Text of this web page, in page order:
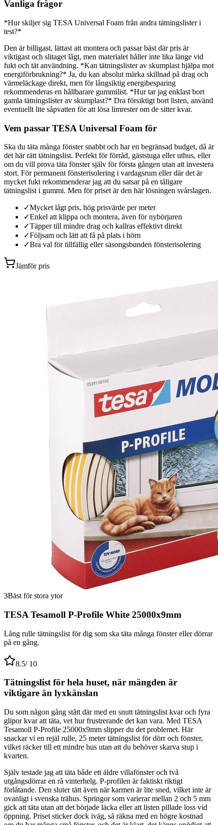
Vanliga frågor
*Hur skiljer sig TESA Universal Foam från andra tätningslister i
test?*
Den är billigast, lättast att montera och passar bäst där pris är
viktigast och slitaget lågt, men materialet håller inte lika länge vid
fukt och tät användning. *Kan tätningslister av skumplast hjälpa mot
energiförbrukning?* Ja, du kan absolut märka skillnad på drag och
värmeläckage direkt, men för långsiktig energibesparing
rekommenderas en hållbarare gummilist. *Hur tar jag enklast bort
gamla tätningslister av skumplast?* Dra försiktigt bort listen, använd
eventuellt lite såpvatten för att lösa limrester om de sitter kvar.
Vem passar TESA Universal Foam för
Ska du täta många fönster snabbt och har en begränsad budget, då är
det här rätt tätningslist. Perfekt för förråd, gäststuga eller uthus, eller
om du vill prova täta fönster själv för första gången utan att investera
stort. För permanent fönsterisolering i vardagsrum eller där det är
mycket fukt rekommenderar jag att du satsar på en tåligare
tätningslist i gummi. Men för priset är den här lösningen svårslagen.
✓Mycket lågt pris, hög prisvärde per meter
✓Enkel att klippa och montera, även för nybörjaren
✓Täpper till mindre drag och kallras effektivt direkt
✓Följsam och lätt att få på plats i hörn
✓Bra val för tillfällig eller säsongsbunden fönsterisolering
Jämför pris
3Bäst för stora ytor
TESA Tesamoll P-Profile White 25000x9mm
Lång rulle tätningslist för dig som ska täta många fönster eller dörrar
på en gång.
8.5/ 10
Tätningslist för hela huset, när mängden är
viktigare än lyxkänslan
Du som någon gång stått där med en snutt tätningslist kvar och fyra
glipor kvar att täta, vet hur frustrerande det kan vara. Med TESA
Tesamoll P-Profile 25000x9mm slipper du det problemet. Här
snackar vi en rejäl rulle, 25 meter tätningslist för dörr och fönster,
vilket räcker till ett mindre hus utan att du behöver skarva stup i
kvarten.
Själv testade jag att täta både ett äldre villafönster och två
utgångsdörrar en rå vinterhelg. P-profilen är faktiskt riktigt
förlåtande. Den sluter tätt även när karmen är lite sned, vilket inte är
ovanligt i svenska trähus. Springor som varierar mellan 2 och 5 mm
gick att täta utan att det började läcka eller att listen pillade loss vid
öppning. Priset sticker dock iväg, så räkna med en högre kostnad